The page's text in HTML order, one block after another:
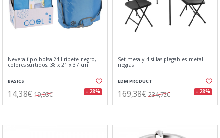
Nevera tipo bolsa 24 l ribete negro,
colores surtidos, 38 x 21 x 37 cm
BASICS
14,38€ 19,93€ - 28%
Set mesa y 4 sillas plegables metal
negras
EDM PRODUCT
169,38€ 234,72€ - 28%